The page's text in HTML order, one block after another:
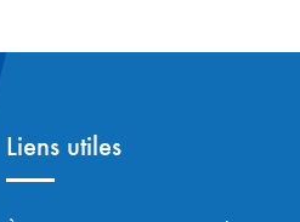
Liens utiles